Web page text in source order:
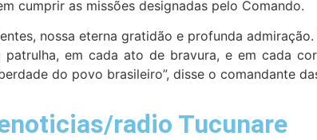
cumprir as missões designadas pelo Comando.
nossa eterna gratidão e profunda
patrulha, em cada ato de bravura, e em cada
do povo brasileiro”, disse o comandante
radio Tucunare